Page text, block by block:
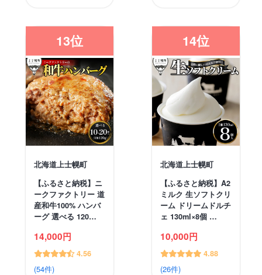
13位
北海道上士幌町
【ふるさと納税】ニ
ークファクトリー 道
産和牛100% ハンバ
ーグ 選べる 120…
14,000円
4.56
(54件)
14位
北海道上士幌町
【ふるさと納税】A2
ミルク 生ソフトクリ
ーム ドリームドルチ
ェ 130ml×8個 …
10,000円
4.88
(26件)